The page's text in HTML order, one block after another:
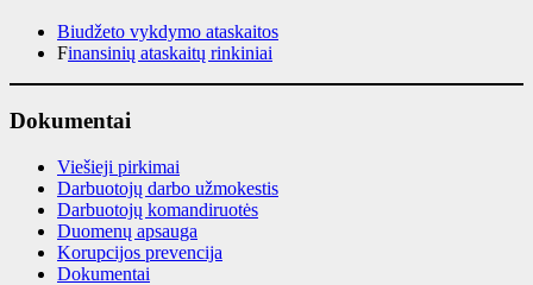
Biudžeto vykdymo ataskaitos
Finansinių ataskaitų rinkiniai
Dokumentai
Viešieji pirkimai
Darbuotojų darbo užmokestis
Darbuotojų komandiruotės
Duomenų apsauga
Korupcijos prevencija
Dokumentai